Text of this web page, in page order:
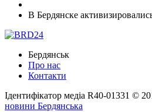
В Бердянске
Бердянськ
Про нас
Контакти
Ідентифікатор медіа R40-01331 ©
новини Бердянська